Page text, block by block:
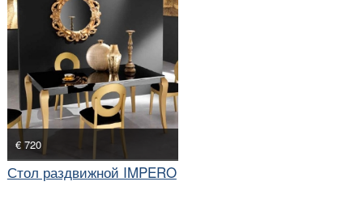
€ 720
Стол раздвижной IMPERO